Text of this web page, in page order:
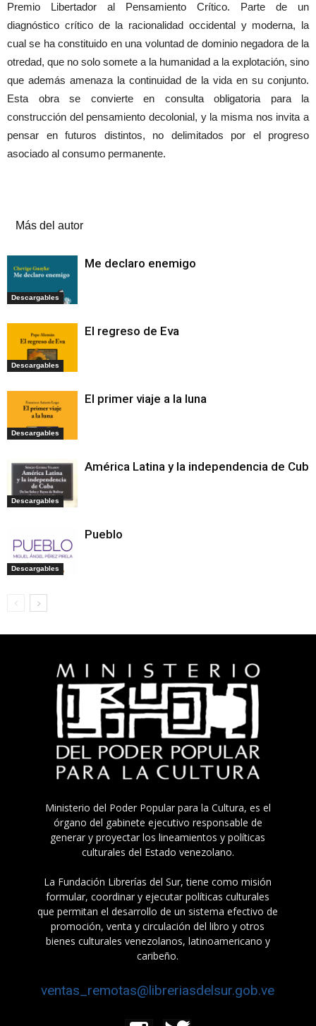
Premio Libertador al Pensamiento Crítico. Parte de un
diagnóstico crítico de la racionalidad occidental y moderna, la
cual se ha constituido en una voluntad de dominio negadora de la
otredad, que no solo somete a la humanidad a la explotación, sino
que además amenaza la continuidad de la vida en su conjunto.
Esta obra se convierte en consulta obligatoria para la
construcción del pensamiento decolonial, y la misma nos invita a
pensar en futuros distintos, no delimitados por el progreso
asociado al consumo permanente.
Más del autor
Descargables
Me declaro enemigo
Descargables
El regreso de Eva
Descargables
El primer viaje a la luna
Descargables
América Latina y la independencia de Cuba
Descargables
Pueblo
Ministerio del Poder Popular para la Cultura, es el
órgano del gabinete ejecutivo responsable de
generar y proyectar los lineamientos y políticas
culturales del Estado venezolano.
La Fundación Librerías del Sur, tiene como misión
formular, coordinar y ejecutar políticas culturales
que permitan el desarrollo de un sistema efectivo de
promoción, venta y circulación del libro y otros
bienes culturales venezolanos, latinoamericano y
caribeño.
ventas_remotas@libreriasdelsur.gob.ve